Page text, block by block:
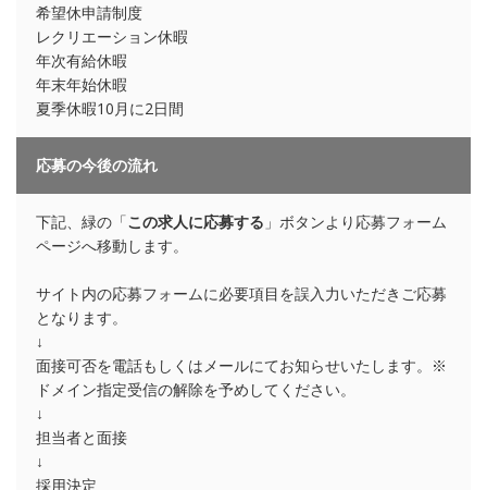
希望休申請制度
レクリエーション休暇
年次有給休暇
年末年始休暇
夏季休暇10月に2日間
応募の今後の流れ
下記、緑の「この求人に応募する 」ボタンより応募フォーム
ページへ移動します。
サイト内の応募フォームに必要項目を誤入力いただきご応募
となります。
↓
面接可否を電話もしくはメールにてお知らせいたします。※
ドメイン指定受信の解除を予めしてください。
↓
担当者と面接
↓
採用決定